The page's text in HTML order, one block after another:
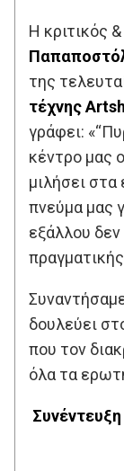
Η κριτικός
της
τέχνης
γράφει:
κέντρο μας
μιλήσει στα
πνεύμα μας
εξάλλου δεν
δουλεύει
που τον
όλα τα